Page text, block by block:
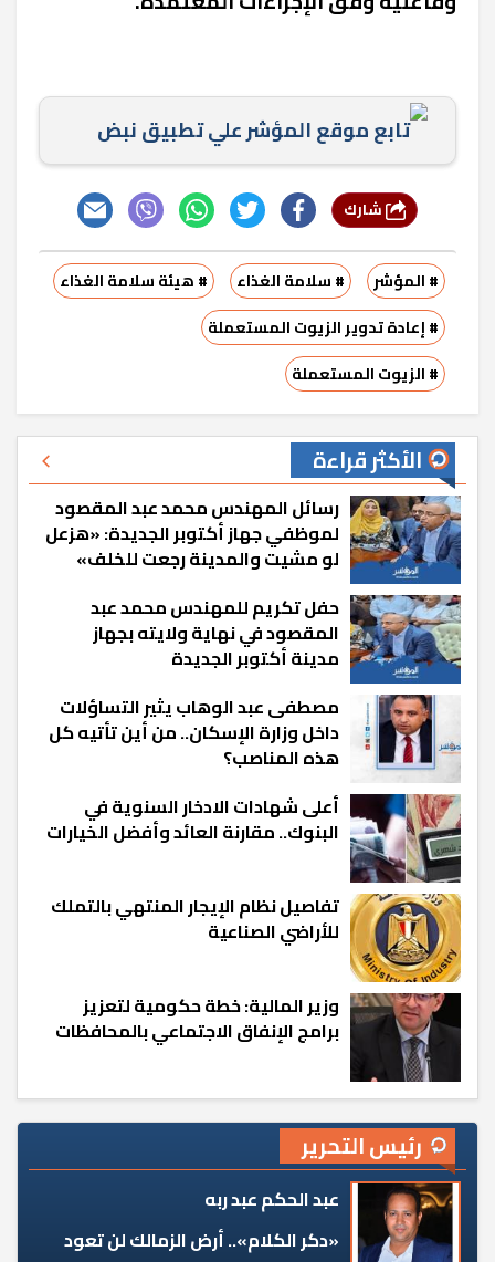
تابع موقع المؤشر علي تطبيق نبض
# المؤشر # سلامة الغذاء
# هيئة سلامة الغذاء
# إعادة تدوير الزيوت المستعملة
# الزيوت المستعملة
الأكثر قراءة
رسائل المهندس محمد عبد المقصود
لموظفي جهاز أكتوبر الجديدة: «هزعل
لو مشيت والمدينة رجعت للخلف»
حفل تكريم للمهندس محمد عبد
المقصود في نهاية ولايته بجهاز
مدينة أكتوبر الجديدة
مصطفى عبد الوهاب يثير التساؤلات
داخل وزارة الإسكان.. من أين تأتيه كل
هذه المناصب؟
أعلى شهادات الادخار السنوية في
البنوك.. مقارنة العائد وأفضل الخيارات
تفاصيل نظام الإيجار المنتهي بالتملك
للأراضي الصناعية
وزير المالية: خطة حكومية لتعزيز
برامج الإنفاق الاجتماعي بالمحافظات
رئيس التحرير
عبد الحكم عبد ربه
«دكر الكلام».. أرض الزمالك لن تعود